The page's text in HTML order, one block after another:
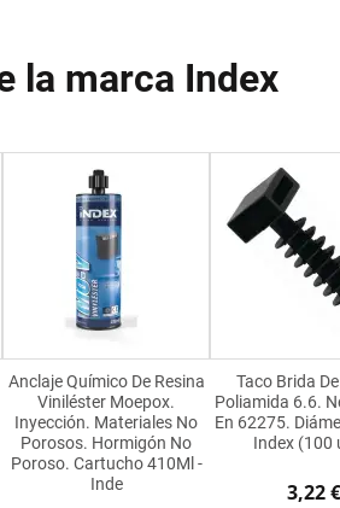
la marca Index
Anclaje Químico De Resina
Viniléster Moepox.
Inyección. Materiales No
Porosos. Hormigón No
Poroso. Cartucho 410Ml -
Inde
Taco Brida
Poliamida 6.6.
En 62275.
Index (100
3,22 €